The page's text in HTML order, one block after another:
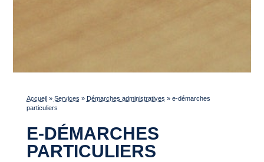
Accueil» Services » Démarches administratives » e-démarches
particuliers
E-DÉMARCHES
PARTICULIERS